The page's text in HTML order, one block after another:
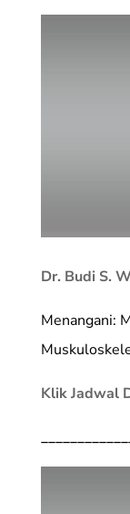
Dr. Budi S.
Menangani:
Klik Jadwal